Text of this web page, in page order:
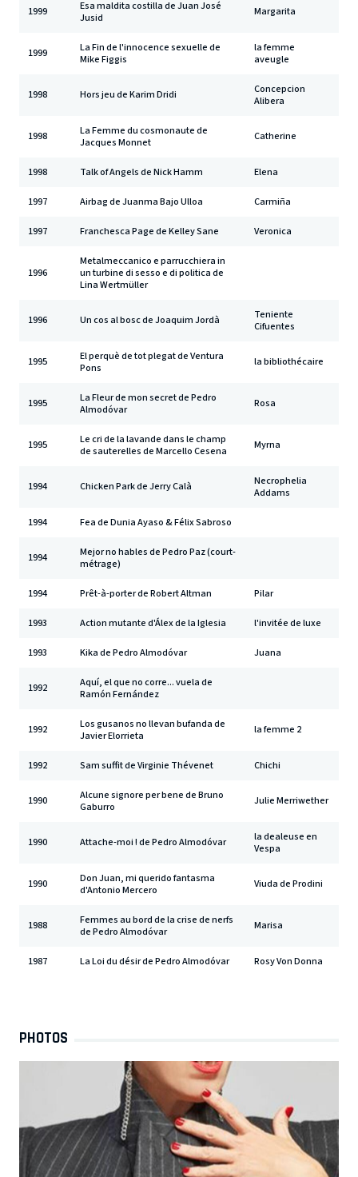
1999
Esa maldita costilla de Juan José
Jusid
Margarita
1999
La Fin de l'innocence sexuelle de
Mike Figgis
la femme
aveugle
1998 Hors jeu de Karim Dridi
Concepcion
Alibera
1998
La Femme du cosmonaute de
Jacques Monnet
Catherine
1998 Talk of Angels de Nick Hamm Elena
1997 Airbag de Juanma Bajo Ulloa Carmiña
1997 Franchesca Page de Kelley Sane Veronica
1996
Metalmeccanico e parrucchiera in
un turbine di sesso e di politica de
Lina Wertmüller
1996 Un cos al bosc de Joaquim Jordà
Teniente
Cifuentes
1995
El perquè de tot plegat de Ventura
Pons
la bibliothécaire
1995
La Fleur de mon secret de Pedro
Almodóvar
Rosa
1995
Le cri de la lavande dans le champ
de sauterelles de Marcello Cesena
Myrna
1994 Chicken Park de Jerry Calà
Necrophelia
Addams
1994 Fea de Dunia Ayaso & Félix Sabroso
1994
Mejor no hables de Pedro Paz (court-
métrage)
1994 Prêt-à-porter de Robert Altman Pilar
1993 Action mutante d'Álex de la Iglesia l'invitée de luxe
1993 Kika de Pedro Almodóvar Juana
1992
Aquí, el que no corre... vuela de
Ramón Fernández
1992
Los gusanos no llevan bufanda de
Javier Elorrieta
la femme 2
1992 Sam suffit de Virginie Thévenet Chichi
1990
Alcune signore per bene de Bruno
Gaburro
Julie Merriwether
1990 Attache-moi ! de Pedro Almodóvar
la dealeuse en
Vespa
1990
Don Juan, mi querido fantasma
d'Antonio Mercero
Viuda de Prodini
1988
Femmes au bord de la crise de nerfs
de Pedro Almodóvar
Marisa
1987 La Loi du désir de Pedro Almodóvar Rosy Von Donna
PHOTOS